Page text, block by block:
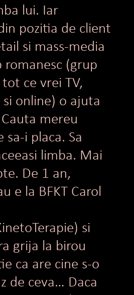
lui. Iar
pozitia de client
si mass-media
(grup
ce vrei TV,
online) o ajuta
mereu
sa-i placa. Sa
limba. Mai
De 1 an,
e la BFKT Carol
si
grija la birou
ca are cine s-o
de ceva… Daca